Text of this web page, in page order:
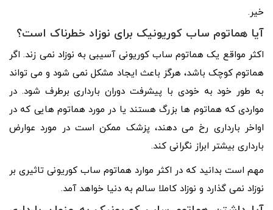
خیر.
آیا هماتوم ساب کوریونیک برای نوزاد خطرناک است؟
اکثر مواقع یک هماتوم ساب کوریونی آسیبی به نوزاد نمی زند. اگر
هماتوم کوچک باشد، هرگز باعث ایجاد مشکل نمی شود و می تواند
به طور خود به خودی با پیشرفت دوران بارداری برطرف شود. در
مواردی که هماتوم ها بزرگ هستند یا در مورد هماتوم هایی که در
اواخر بارداری رخ می دهند، پزشک ممکن است در مورد عوارض
بارداری بیشتر ابراز نگرانی کند.
مهم است بدانید که در اکثر موارد هماتوم ساب کوریونی تاثیری بر
نوزاد نمی گذارد و نوزاد کاملا سالم به دنیا خواهد آمد.